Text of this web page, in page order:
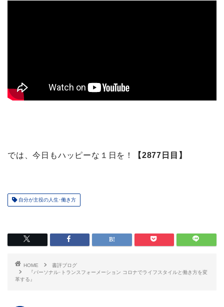
では、今日もハッピーな１日を！ 【2877日目】
自分が主役の人生･働き方
HOME
書評ブログ
『パーソナル･トランスフォーメーション コロナでライフスタイルと働き方を変
革する』